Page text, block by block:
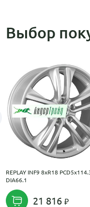
Выбор
REPLAY INF9 8xR18
DIA66.1
21 816